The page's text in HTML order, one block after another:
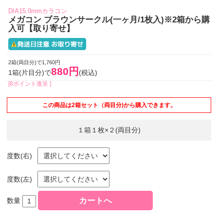
DIA15.0mmカラコン
メガコン ブラウンサークル(一ヶ月/1枚入)※2箱から購
入可【取り寄せ】
2箱(両目分)で1,760円
1箱(片目分)で880円 (税込)
[8ポイント進呈 ]
この商品は2箱セット（両目分)から購入できます。
１箱１枚×２(両目分)
度数(右)
度数(左)
数量